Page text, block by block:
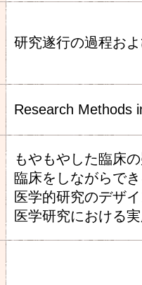
研究遂行の過程お
Research Methods
もやもやした臨床
臨床をしながらで
医学的研究のデザ
医学研究における